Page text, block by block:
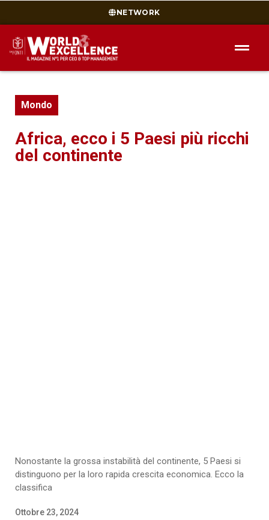
NETWORK
Mondo
Africa, ecco i 5 Paesi più ricchi
del continente
Nonostante la grossa instabilità del continente, 5 Paesi si
distinguono per la loro rapida crescita economica. Ecco la
classifica
Ottobre 23, 2024